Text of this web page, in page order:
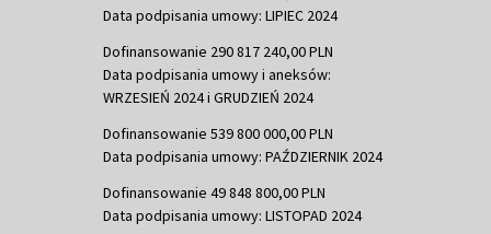
Data podpisania umowy: LIPIEC 2024
Dofinansowanie 290 817 240,00 PLN
Data podpisania umowy i aneksów:
WRZESIEŃ 2024 i GRUDZIEŃ 2024
Dofinansowanie 539 800 000,00 PLN
Data podpisania umowy: PAŹDZIERNIK 2024
Dofinansowanie 49 848 800,00 PLN
Data podpisania umowy: LISTOPAD 2024